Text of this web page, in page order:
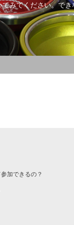
みてください。で
加できるの？